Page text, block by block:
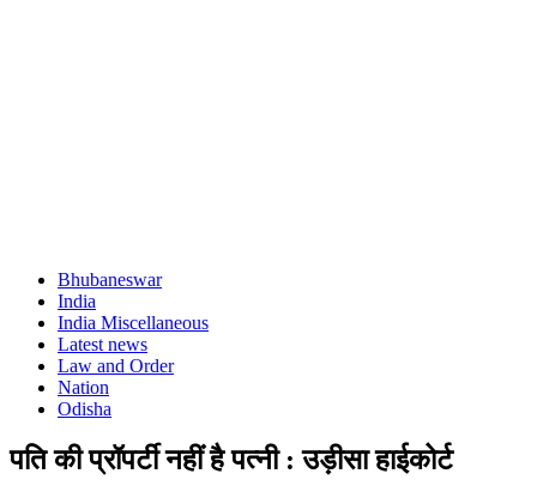
Bhubaneswar
India
India Miscellaneous
Latest news
Law and Order
Nation
Odisha
पति की प्रॉपर्टी नहीं है पत्नी : उड़ीसा हाईकोर्ट